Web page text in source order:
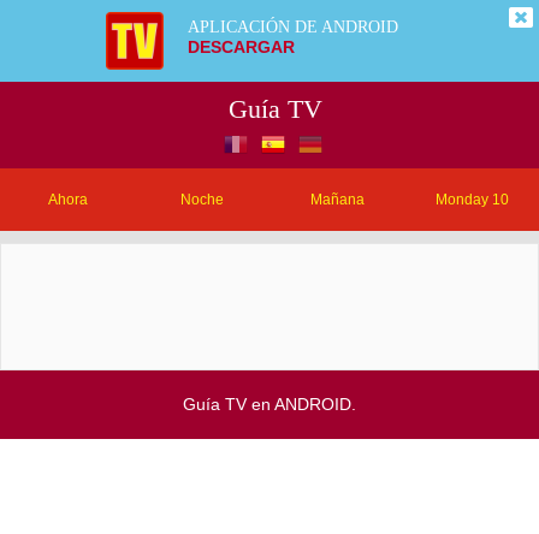
APLICACIÓN DE ANDROID
DESCARGAR
Guía TV
Ahora Noche Mañana Monday 10
Guía TV en ANDROID.